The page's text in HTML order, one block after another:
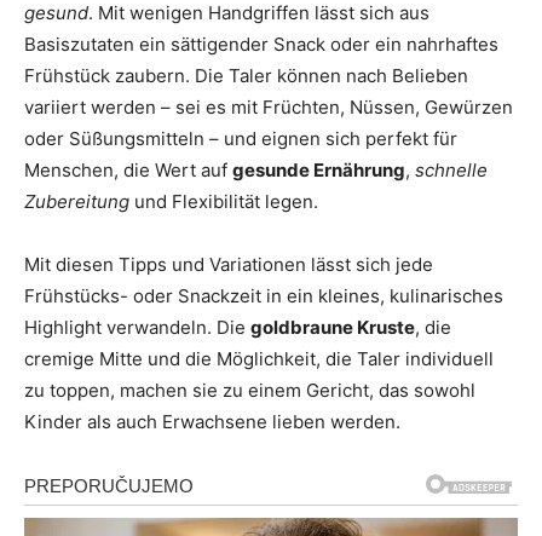
gesund. Mit wenigen Handgriffen lässt sich aus
Basiszutaten ein sättigender Snack oder ein nahrhaftes
Frühstück zaubern. Die Taler können nach Belieben
variiert werden – sei es mit Früchten, Nüssen, Gewürzen
oder Süßungsmitteln – und eignen sich perfekt für
Menschen, die Wert auf gesunde Ernährung, schnelle
Zubereitung und Flexibilität legen.
Mit diesen Tipps und Variationen lässt sich jede
Frühstücks- oder Snackzeit in ein kleines, kulinarisches
Highlight verwandeln. Die goldbraune Kruste, die
cremige Mitte und die Möglichkeit, die Taler individuell
zu toppen, machen sie zu einem Gericht, das sowohl
Kinder als auch Erwachsene lieben werden.